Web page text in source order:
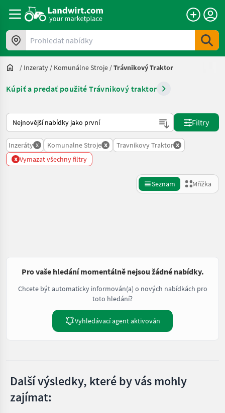
Prohledat nabídky
/ Inzeraty / Komunálne Stroje /Trávnikový Traktor
Kúpiť a predať použité Trávnikový traktor
Takto se řadí nabídky na Landwirt.com
Filtry
Inzeráty x Komunalne Stroje x Travnikovy Traktor x
x Vymazat všechny filtry
Seznam Mřížka
Pro vaše hledání momentálně nejsou žádné nabídky.
Chcete být automaticky informován(a) o nových nabídkách pro
toto hledání?
Vyhledávací agent aktivován
Další výsledky, které by vás mohly
zajímat: